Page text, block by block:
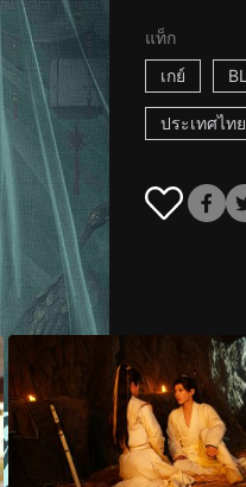
แท็ก
เกย์
BL
ประเทศไทย